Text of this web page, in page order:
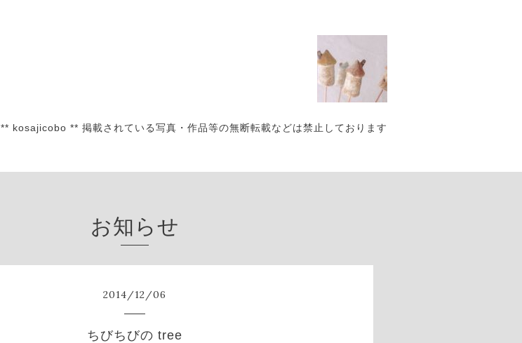
** kosajicobo ** 掲載されている写真・作品等の無断転載などは禁止しております
お知らせ
2014/12/06
ちびちびの tree